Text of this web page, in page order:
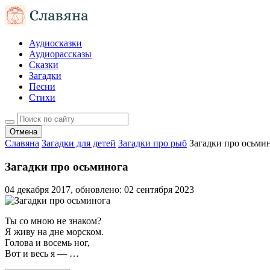
Аудиосказки
Аудиорассказы
Сказки
Загадки
Песни
Стихи
Отмена
Славяна Загадки для детей Загадки про рыб Загадки про
Загадки про осьминога
04 декабря 2017, обновлено: 02 сентября 2023
Ты со мною не знаком?
Я живу на дне морском.
Голова и восемь ног,
Вот и весь я — …